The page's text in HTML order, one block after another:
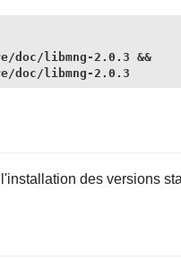
libmng-2.0.3 &&
doc/libmng-2.0.3
des versions